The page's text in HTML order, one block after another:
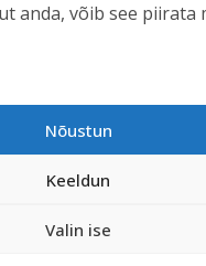
anda, võib see piirata
Nõustun
Keeldun
Valin ise